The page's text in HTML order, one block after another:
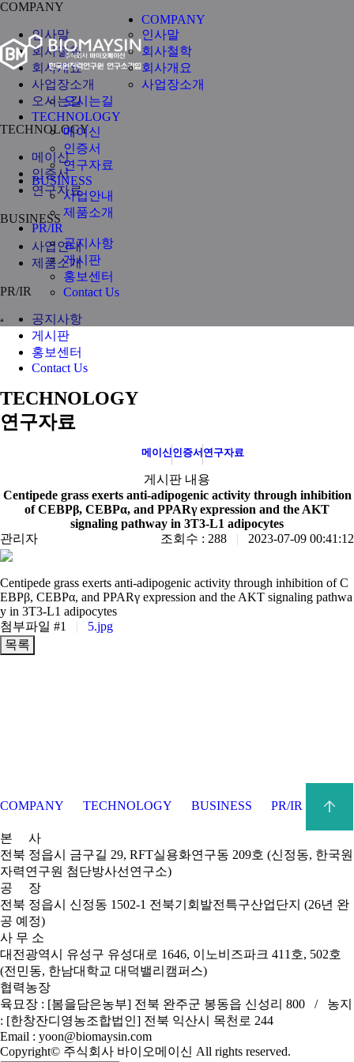
COMPANY
인사말
회사철학
회사개요
사업장소개
오시는길
TECHNOLOGY
메이신
인증서
연구자료
BUSINESS
사업안내
제품소개
PR/IR
공지사항
게시판
홍보센터
Contact Us
COMPANY
인사말
회사철학
회사개요
사업장소개
오시는길
TECHNOLOGY
메이신
인증서
연구자료
BUSINESS
사업안내
제품소개
PR/IR
공지사항
게시판
홍보센터
Contact Us
TECHNOLOGY
연구자료
메이신인증서 연구자료
게시판 내용
Centipede grass exerts anti-adipogenic activity through inhibition
of CEBPβ, CEBPα, and PPARγ expression and the AKT
signaling pathway in 3T3-L1 adipocytes
관리자
조회수 : 288 | 2023-07-09 00:41:12
Centipede grass exerts anti-adipogenic activity through inhibition of C
EBPβ, CEBPα, and PPARγ expression and the AKT signaling pathwa
y in 3T3-L1 adipocytes
첨부파일 #1
| 5.jpg
COMPANY TECHNOLOGY BUSINESS PR/IR
본 사
전북 정읍시 금구길 29, RFT실용화연구동 209호 (신정동, 한국원
자력연구원 첨단방사선연구소)
공 장
전북 정읍시 신정동 1502-1 전북기회발전특구산업단지 (26년 완
공 예정)
사 무 소
대전광역시 유성구 유성대로 1646, 이노비즈파크 411호, 502호
(전민동, 한남대학교 대덕밸리캠퍼스)
협력농장
육묘장 : [봄을담은농부] 전북 완주군 봉동읍 신성리 800 / 농지
: [한창잔디영농조합법인] 전북 익산시 목천로 244
Email : yoon@biomaysin.com
Copyright© 주식회사 바이오메이신 All rights reserved.